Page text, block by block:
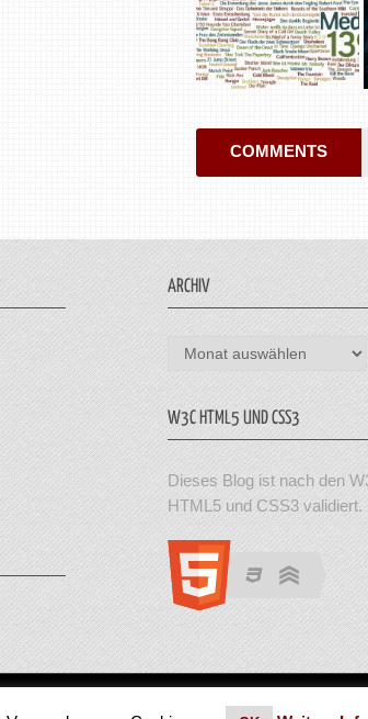
COMMENTS
ARCHIV
Archiv
W3C HTML5 UND CSS3
Dieses Blog ist nach den
HTML5 und CSS3 validiert.
vorbehalten. Theme von MyThemeShop.